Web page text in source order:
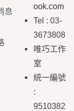
息
ook.com
Tel : 03-
3673808
唯巧工作
室
統一編號
:
9510382